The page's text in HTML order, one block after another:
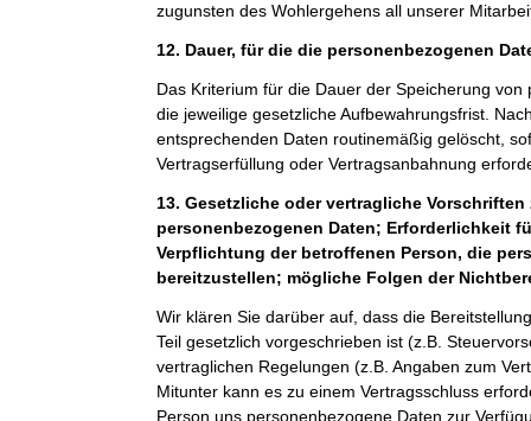
zugunsten des Wohlergehens all unserer
12. Dauer, für die die personenbezogenen
Das Kriterium für die Dauer der Speicherung
die jeweilige gesetzliche Aufbewahrungsfrist.
entsprechenden Daten routinemäßig gelöscht,
Vertragserfüllung oder Vertragsanbahnung
13. Gesetzliche oder vertragliche
personenbezogenen Daten; Erforderlichkeit
Verpflichtung der betroffenen Person, die
bereitzustellen; mögliche Folgen der
Wir klären Sie darüber auf, dass die
Teil gesetzlich vorgeschrieben ist (z.B.
vertraglichen Regelungen (z.B. Angaben zum
Mitunter kann es zu einem Vertragsschluss
Person uns personenbezogene Daten zur